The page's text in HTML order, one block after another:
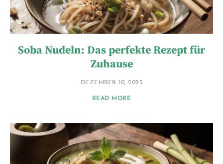
Soba Nudeln: Das perfekte Rezept für
Zuhause
DEZEMBER 10, 2025
READ MORE